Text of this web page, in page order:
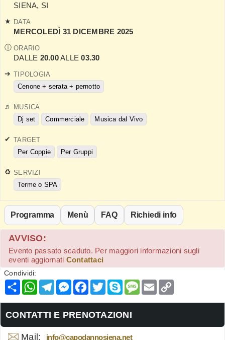
SIENA, SI
DATA
MERCOLEDÌ 31 DICEMBRE 2025
ORARIO
DALLE 20.00ALLE03.30
TIPOLOGIA
Cenone + serata + pernotto
MUSICA
Dj set
Commerciale Musica dal Vivo
TARGET
Per Coppie
Per Gruppi
SERVIZI
Terme o SPA
Programma Menù FAQ Richiedi info
AVVISO:
Evento passato scaduto. Per maggiori informazioni sugli
eventi aggiornati Contattaci
Condividi:
Condividi
WhatsApp
Telegram
Messenger
Facebook
TwitterSkypeMessage
Email
CONTATTI E PRENOTAZIONI
Mail: info@capodannosiena.net